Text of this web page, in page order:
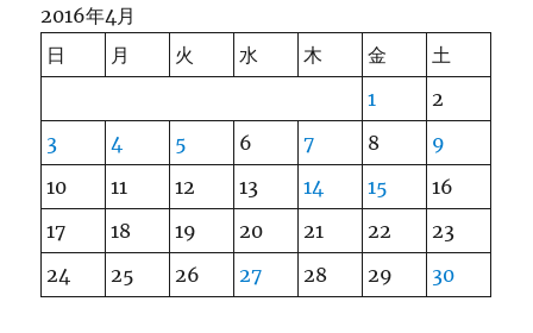
2016年4月
日
月 火 水 木 金
土
1
2
3
4 5 6 7 8
9
10
11 12 13 14 15
16
17
18 19 20 21 22
23
24
25 26 27 28 29 30